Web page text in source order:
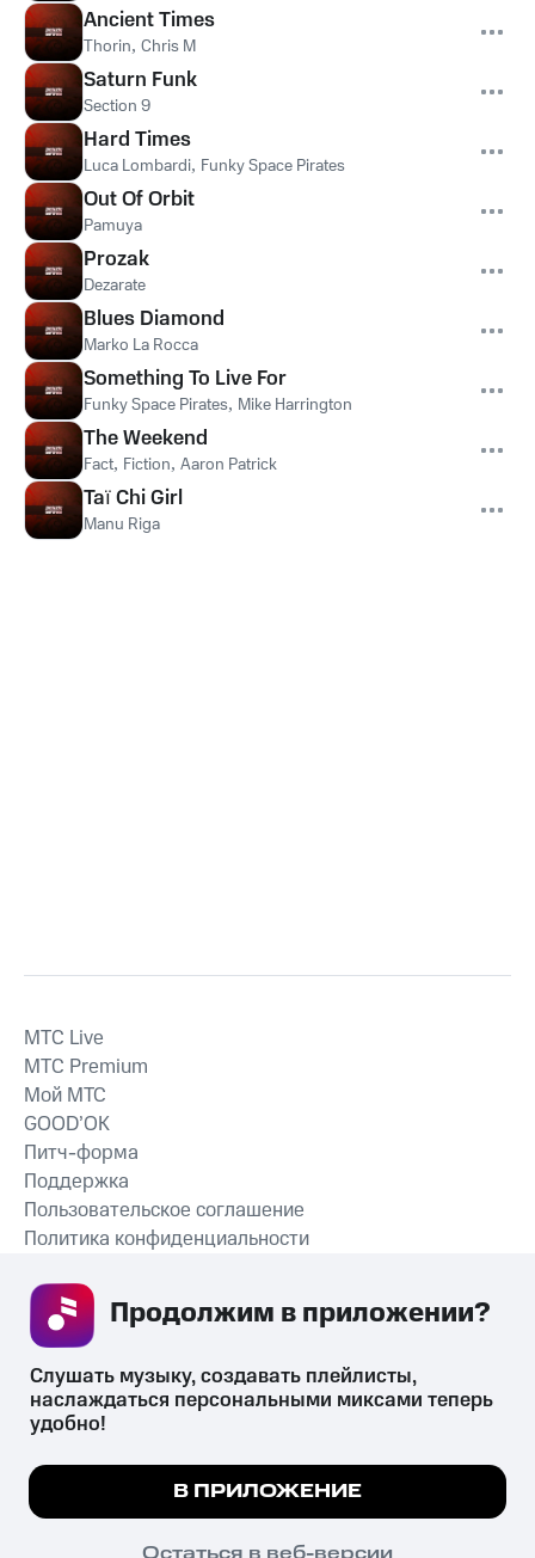
Ancient Times
Thorin, Chris M
Saturn Funk
Section 9
Hard Times
Luca Lombardi, Funky Space Pirates
Out Of Orbit
Pamuya
Prozak
Dezarate
Blues Diamond
Marko La Rocca
Something To Live For
Funky Space Pirates, Mike Harrington
The Weekend
Fact, Fiction, Aaron Patrick
Taï Chi Girl
Manu Riga
СКАЧАТЬ ПРИЛОЖЕНИЕ
MTС Live
MTС Premium
Мой МТС
GOOD’OK
Питч-форма
Поддержка
Пользовательское соглашение
Политика конфиденциальности
психотропных веществ, их аналогов причиняет вред здоровью,
их незаконный оборот запрещён и влечёт установленную
законодательством ответственность.
© 2026 ООО «КИОН».
Мы используем куки, чтобы на сайте все
Подробнее
ПОНЯТНО
Слушать музыку, создавать плейлисты,
наслаждаться персональными миксами теперь
удобно!
В ПРИЛОЖЕНИЕ
Остаться в веб-версии